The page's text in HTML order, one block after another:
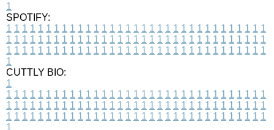
1
SPOTIFY:
1 1 1 1 1 1 1 1 1 1 1 1 1 1 1 1 1 1 1 1 1 1 1 1 1 1 1 1 1 1 1 1 1
1 1 1 1 1 1 1 1 1 1 1 1 1 1 1 1 1 1 1 1 1 1 1 1 1 1 1 1 1 1 1 1 1
1 1 1 1 1 1 1 1 1 1 1 1 1 1 1 1 1 1 1 1 1 1 1 1 1 1 1 1 1 1 1 1 1
1
CUTTLY BIO:
1
1 1 1 1 1 1 1 1 1 1 1 1 1 1 1 1 1 1 1 1 1 1 1 1 1 1 1 1 1 1 1 1 1
1 1 1 1 1 1 1 1 1 1 1 1 1 1 1 1 1 1 1 1 1 1 1 1 1 1 1 1 1 1 1 1 1
1 1 1 1 1 1 1 1 1 1 1 1 1 1 1 1 1 1 1 1 1 1 1 1 1 1 1 1 1 1 1 1 1
1